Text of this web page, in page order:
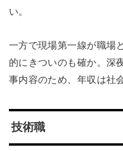
い。
一方で現場第一線が職場
的にきついのも確か。深
事内容のため、年収は社
技術職